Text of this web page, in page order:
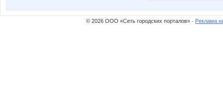
© 2026 ООО «Сеть городских порталов» · Реклама